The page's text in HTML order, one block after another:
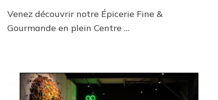
Venez découvrir notre Épicerie Fine &
Gourmande en plein Centre …